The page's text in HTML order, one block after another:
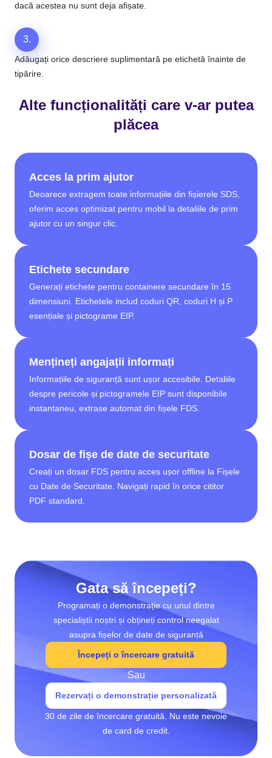
dacă acestea nu sunt deja afișate.
3.
Adăugați orice descriere suplimentară pe etichetă înainte de
tipărire.
Alte funcționalități care v-ar putea
plăcea
Acces la prim ajutor
Deoarece extragem toate informațiile din fișierele SDS,
oferim acces optimizat pentru mobil la detaliile de prim
ajutor cu un singur clic.
Etichete secundare
Generați etichete pentru containere secundare în 15
dimensiuni. Etichetele includ coduri QR, coduri H și P
esențiale și pictograme EIP.
Mențineți angajații informați
Informațiile de siguranță sunt ușor accesibile. Detaliile
despre pericole și pictogramele EIP sunt disponibile
instantaneu, extrase automat din fișele FDS.
Dosar de fișe de date de securitate
Creați un dosar FDS pentru acces ușor offline la Fișele
cu Date de Securitate. Navigați rapid în orice cititor
PDF standard.
Gata să începeți?
Programați o demonstrație cu unul dintre
specialiștii noștri și obțineți control neegalat
asupra fișelor de date de siguranță
Începeți o încercare gratuită
Sau
Rezervați o demonstrație personalizată
30 de zile de încercare gratuită. Nu este nevoie
de card de credit.